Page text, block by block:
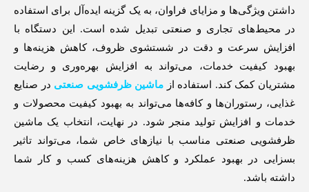
داشتن ویژگی‌ها و مزایای فراوان، به یک گزینه ایده‌آل برای استفاده
در محیط‌های تجاری و صنعتی تبدیل شده است. این دستگاه با
افزایش سرعت و دقت در شستشوی ظروف، کاهش هزینه‌ها و
بهبود کیفیت خدمات، می‌تواند به افزایش بهره‌وری و رضایت
مشتریان کمک کند. استفاده از ماشین ظرفشویی صنعتی در صنایع
غذایی، رستوران‌ها و کافه‌ها می‌تواند به بهبود کیفیت محصولات و
خدمات و افزایش تولید منجر شود. در نهایت، انتخاب یک ماشین
ظرفشویی صنعتی مناسب با نیازهای خاص شما، می‌تواند تاثیر
بسزایی در بهبود عملکرد و کاهش هزینه‌های کسب و کار شما
داشته باشد.